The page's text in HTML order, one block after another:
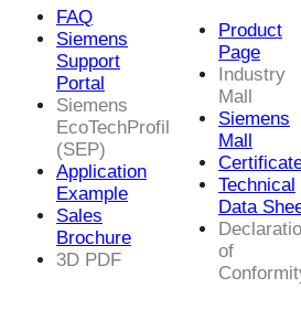
FAQ
Siemens
Support
Portal
Siemens
EcoTechProfil
(SEP)
Application
Example
Sales
Brochure
3D PDF
Product
Page
Industry
Mall
Siemens
Mall
Technical
Data
of